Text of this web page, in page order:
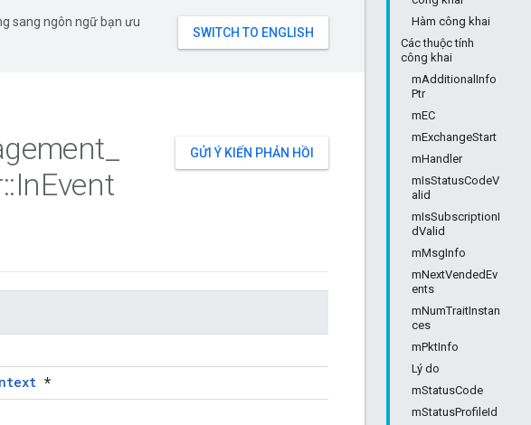
Hàm công khai
Các thuộc tính
công khai
mAdditionalInfo
Ptr
mEC
mExchangeStart
mHandler
mIsStatusCodeV
alid
mIsSubscriptionI
dValid
mMsgInfo
mNextVendedEv
ents
mNumTraitInstan
ces
mPktInfo
Lý do
mStatusCode
mStatusProfileId
sang ngôn ngữ bạn ưu
GỬI Ý KIẾN PHẢN HỒI
::InEvent
*